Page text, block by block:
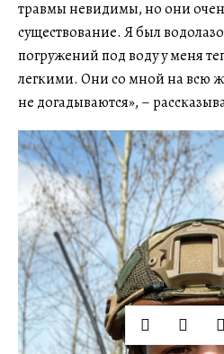
травмы невидимы, но они
существование. Я был
погружений под воду у меня
легкими. Они со мной на всю
не догадываются», –